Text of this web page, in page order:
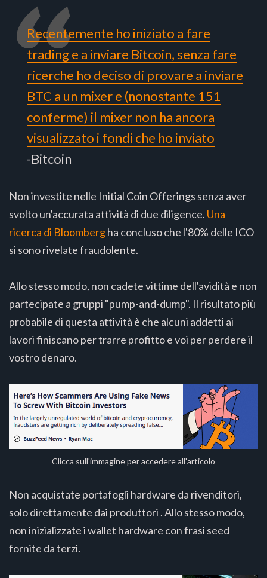
Recentemente ho iniziato a fare
trading e a inviare Bitcoin, senza fare
ricerche ho deciso di provare a inviare
BTC a un mixer e (nonostante 151
conferme) il mixer non ha ancora
visualizzato i fondi che ho inviato
-Bitcoin
Non investite nelle Initial Coin Offerings senza aver
svolto un'accurata attività di due diligence. Una
ricerca di Bloombergha concluso che l'80% delle ICO
si sono rivelate fraudolente.
Allo stesso modo, non cadete vittime dell'avidità e non
partecipate a gruppi "pump-and-dump". Il risultato più
probabile di questa attività è che alcuni addetti ai
lavori finiscano per trarre profitto e voi per perdere il
vostro denaro.
Clicca sull'immagine per accedere all'articolo
Non acquistate portafogli hardware da rivenditori,
solo direttamente dai produttori . Allo stesso modo,
non inizializzate i wallet hardware con frasi seed
fornite da terzi.